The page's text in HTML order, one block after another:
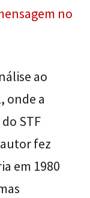
no
ao
onde a
STF
fez
em 1980